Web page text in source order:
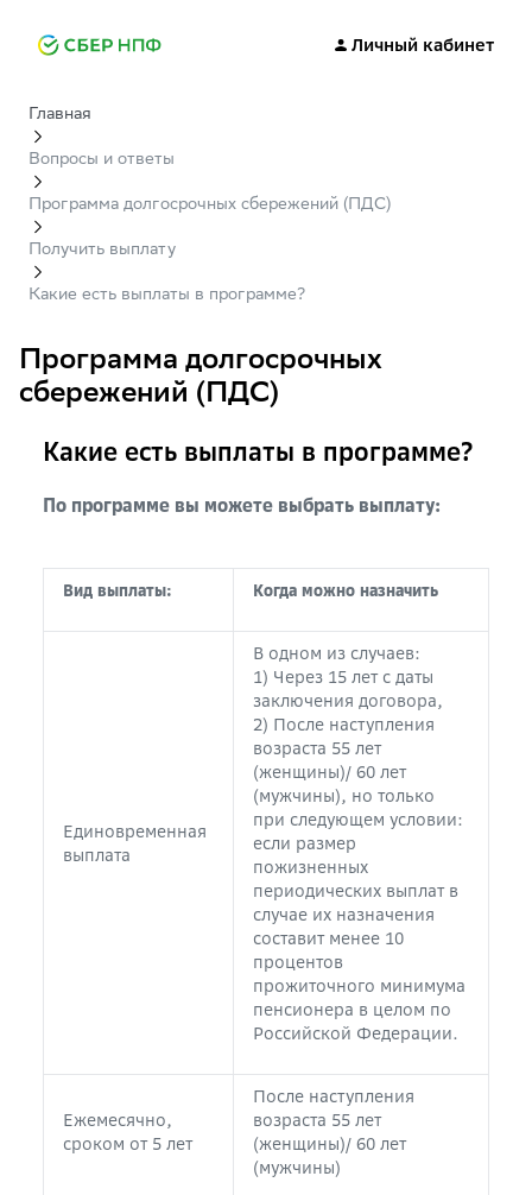
Личный кабинет
Главная
Вопросы и ответы
Программа долгосрочных сбережений (ПДС)
Получить выплату
Какие есть выплаты в программе?
Программа долгосрочных
сбережений (ПДС)
Какие есть выплаты в программе?
По программе вы можете выбрать выплату:
Вид выплаты: Когда можно назначить
Единовременная
выплата
В одном из случаев:
1) Через 15 лет с даты
заключения договора,
2) После наступления
возраста 55 лет
(женщины)/ 60 лет
(мужчины), но только
при следующем условии:
если размер
пожизненных
периодических выплат в
случае их назначения
составит менее 10
процентов
прожиточного минимума
пенсионера в целом по
Российской Федерации.
Ежемесячно,
сроком от 5 лет
После наступления
возраста 55 лет
(женщины)/ 60 лет
(мужчины)